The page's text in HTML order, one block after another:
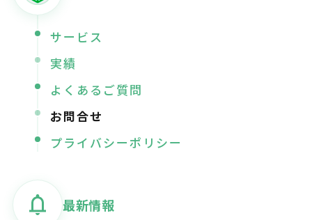
サービス
実績
よくあるご質問
お問合せ
プライバシーポリシー
最新情報